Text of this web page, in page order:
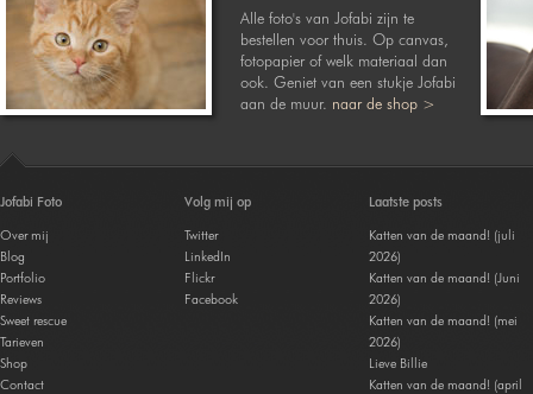
Alle foto's van Jofabi zijn te
bestellen voor thuis. Op canvas,
fotopapier of welk materiaal dan
ook. Geniet van een stukje Jofabi
aan de muur. naar de shop >
Jofabi Foto
Over mij
Blog
Portfolio
Reviews
Sweet rescue
Tarieven
Shop
Contact
Volg mij op
Twitter
LinkedIn
Flickr
Facebook
Laatste posts
Katten van de maand! (juli
2026)
Katten van de maand! (Juni
2026)
Katten van de maand! (mei
2026)
Lieve Billie
Katten van de maand! (april